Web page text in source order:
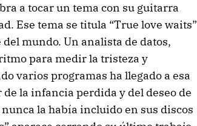
a tocar un tema con su guitarra
Ese tema se titula “True love waits”
mundo. Un analista de datos,
para medir la tristeza y
varios programas ha llegado a esa
la infancia perdida y del deseo de
la había incluido en sus discos